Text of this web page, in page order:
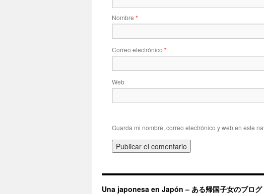
Nombre *
Correo electrónico *
Web
Guarda mi nombre, correo electrónico y web en este
Una japonesa en Japón – ある帰国子女のブログ